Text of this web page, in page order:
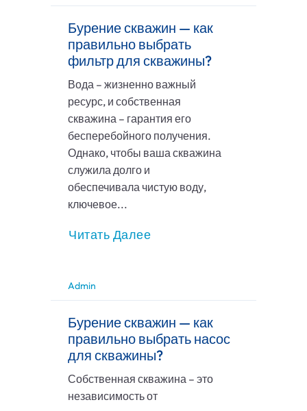
Бурение скважин — как
правильно выбрать
фильтр для скважины?
Вода – жизненно важный
ресурс, и собственная
скважина – гарантия его
бесперебойного получения.
Однако, чтобы ваша скважина
служила долго и
обеспечивала чистую воду,
ключевое...
Читать Далее
Admin
Бурение скважин — как
правильно выбрать насос
для скважины?
Собственная скважина – это
независимость от